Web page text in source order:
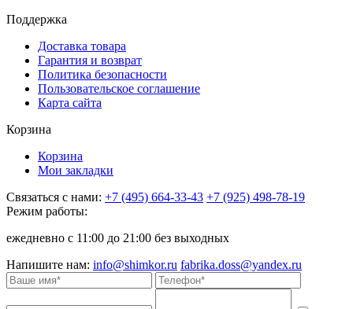
Поддержка
Доставка товара
Гарантия и возврат
Политика безопасности
Пользовательское соглашение
Карта сайта
Корзина
Корзина
Мои закладки
Связаться с нами: +7 (495) 664-33-43 +7 (925) 498-78-19
Режим работы:
ежедневно с 11:00 до 21:00 без выходных
Напишите нам: info@shimkor.ru fabrika.doss@yandex.ru